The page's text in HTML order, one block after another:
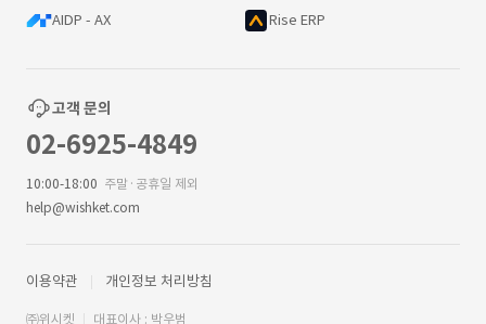
AIDP - AX Rise ERP
고객 문의
02-6925-4849
10:00-18:00 주말·공휴일 제외
help@wishket.com
이용약관 개인정보 처리방침
㈜위시켓 대표이사 : 박우범